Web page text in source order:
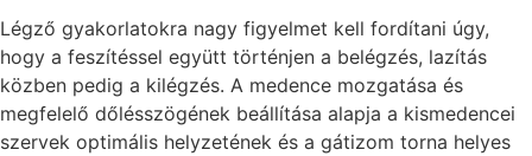
Légző gyakorlatokra nagy figyelmet kell fordítani úgy,
hogy a feszítéssel együtt történjen a belégzés, lazítás
közben pedig a kilégzés. A medence mozgatása és
megfelelő dőlésszögének beállítása alapja a kismedencei
szervek optimális helyzetének és a gátizom torna helyes